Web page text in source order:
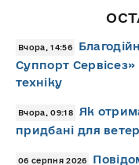
Вчора, 14:56
Суппорт
техніку
Вчора, 09:18
Як
придбані для
06 серпня 2026